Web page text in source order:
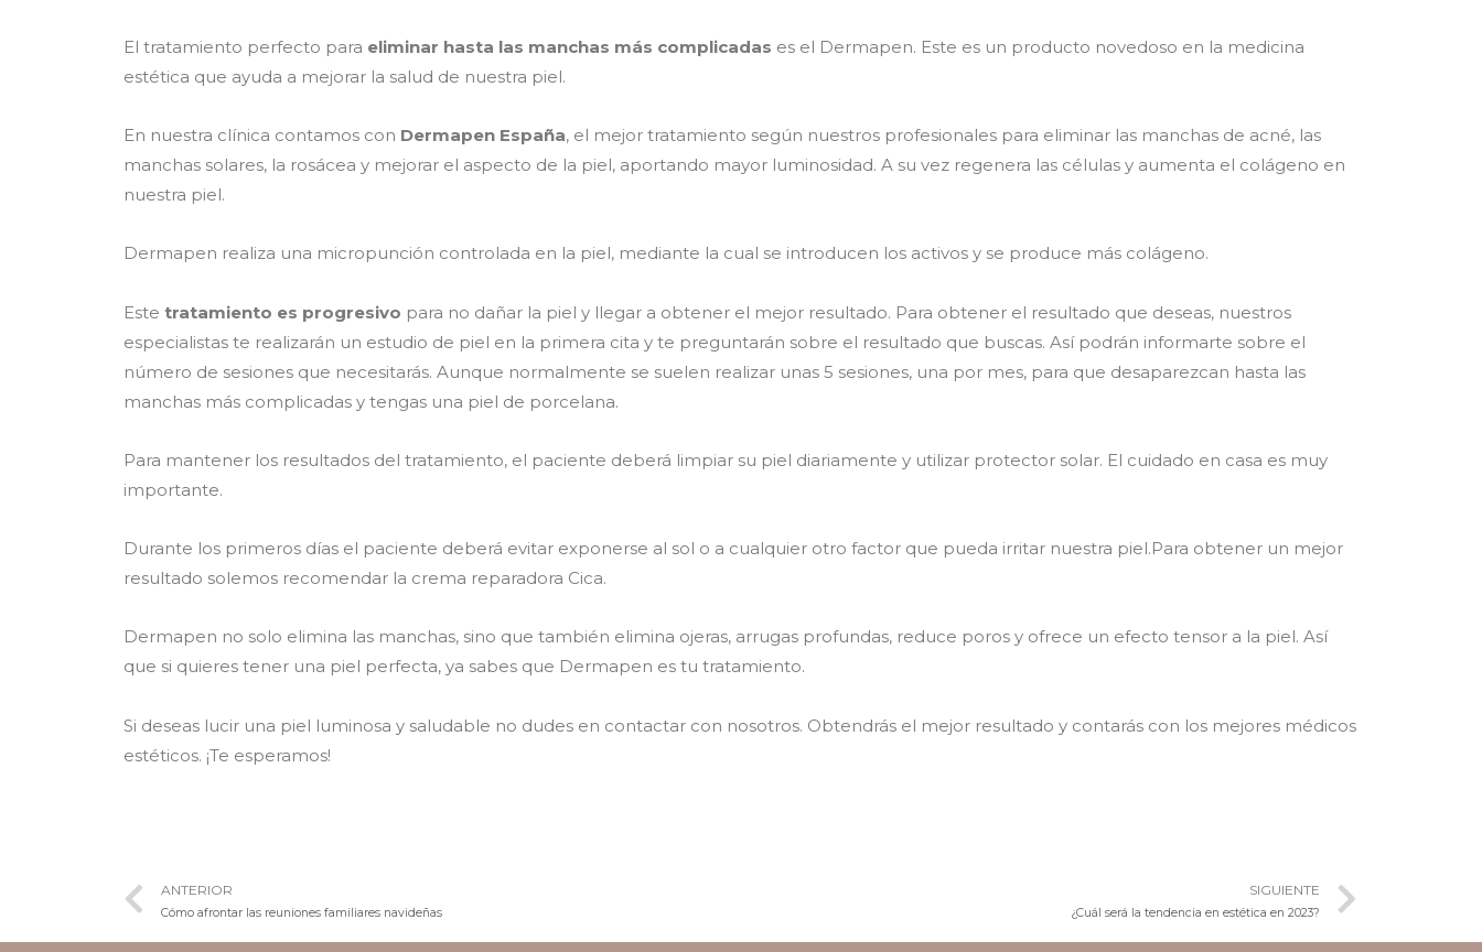
El tratamiento perfecto para eliminar hasta las manchas más complicadas es el Dermapen. Este es un producto novedoso en la medicina
estética que ayuda a mejorar la salud de nuestra piel.
En nuestra clínica contamos con Dermapen España, el mejor tratamiento según nuestros profesionales para eliminar las manchas de acné, las
manchas solares, la rosácea y mejorar el aspecto de la piel, aportando mayor luminosidad. A su vez regenera las células y aumenta el colágeno en
nuestra piel.
Dermapen realiza una micropunción controlada en la piel, mediante la cual se introducen los activos y se produce más colágeno.
Este tratamiento es progresivo para no dañar la piel y llegar a obtener el mejor resultado. Para obtener el resultado que deseas, nuestros
especialistas te realizarán un estudio de piel en la primera cita y te preguntarán sobre el resultado que buscas. Así podrán informarte sobre el
número de sesiones que necesitarás. Aunque normalmente se suelen realizar unas 5 sesiones, una por mes, para que desaparezcan hasta las
manchas más complicadas y tengas una piel de porcelana.
Para mantener los resultados del tratamiento, el paciente deberá limpiar su piel diariamente y utilizar protector solar. El cuidado en casa es muy
importante.
Durante los primeros días el paciente deberá evitar exponerse al sol o a cualquier otro factor que pueda irritar nuestra piel.Para obtener un mejor
resultado solemos recomendar la crema reparadora Cica.
Dermapen no solo elimina las manchas, sino que también elimina ojeras, arrugas profundas, reduce poros y ofrece un efecto tensor a la piel. Así
que si quieres tener una piel perfecta, ya sabes que Dermapen es tu tratamiento.
Si deseas lucir una piel luminosa y saludable no dudes en contactar con nosotros. Obtendrás el mejor resultado y contarás con los mejores médicos
estéticos. ¡Te esperamos!
ANTERIOR
Cómo afrontar las reuniones familiares navideñas
SIGUIENTE
¿Cuál será la tendencia en estética en 2023?